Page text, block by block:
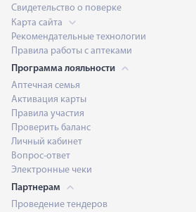
Свидетельство о поверке
Карта сайта
Рекомендательные технологии
Правила работы с аптеками
Программа лояльности
Аптечная семья
Активация карты
Правила участия
Проверить баланс
Личный кабинет
Вопрос-ответ
Электронные чеки
Партнерам
Проведение тендеров